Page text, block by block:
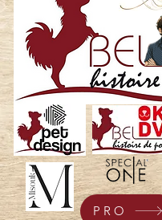
PRO